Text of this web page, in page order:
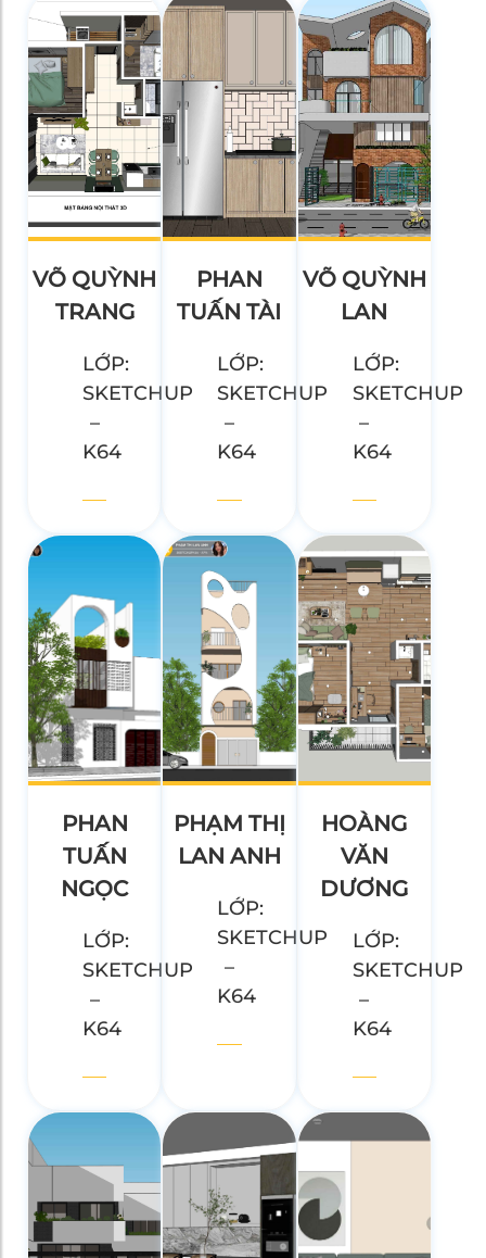
VÕ QUỲNH
TRANG
LỚP:
SKETCHUP
–
K64
PHAN
TUẤN TÀI
LỚP:
SKETCHUP
–
K64
VÕ QUỲNH
LAN
LỚP:
SKETCHUP
–
K64
PHAN
TUẤN
NGỌC
LỚP:
SKETCHUP
–
K64
PHẠM THỊ
LAN ANH
LỚP:
SKETCHUP
–
K64
HOÀNG
VĂN
DƯƠNG
LỚP:
SKETCHUP
–
K64